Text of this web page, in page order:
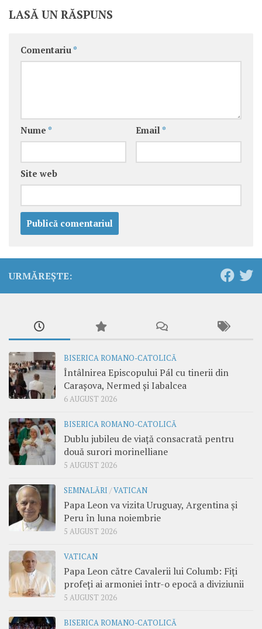
LASĂ UN RĂSPUNS
Comentariu *
Nume * Email *
Site web
URMĂREȘTE:
BISERICA ROMANO-CATOLICĂ
Întâlnirea Episcopului Pál cu tinerii din
Carașova, Nermed și Iabalcea
6 AUGUST 2026
BISERICA ROMANO-CATOLICĂ
Dublu jubileu de viață consacrată pentru
două surori morinelliane
5 AUGUST 2026
SEMNALĂRI /VATICAN
Papa Leon va vizita Uruguay, Argentina și
Peru în luna noiembrie
5 AUGUST 2026
VATICAN
Papa Leon către Cavalerii lui Columb: Fiți
profeți ai armoniei într-o epocă a diviziunii
5 AUGUST 2026
BISERICA ROMANO-CATOLICĂ